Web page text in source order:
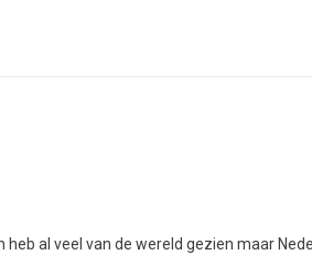
heb al veel van de wereld gezien maar